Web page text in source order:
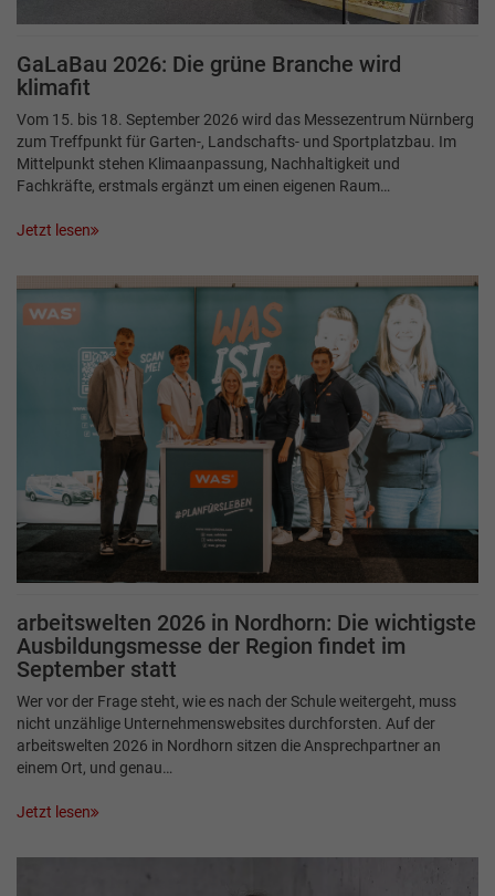
GaLaBau 2026: Die grüne Branche wird
klimafit
Vom 15. bis 18. September 2026 wird das Messezentrum Nürnberg
zum Treffpunkt für Garten-, Landschafts- und Sportplatzbau. Im
Mittelpunkt stehen Klimaanpassung, Nachhaltigkeit und
Fachkräfte, erstmals ergänzt um einen eigenen Raum…
Jetzt lesen
arbeitswelten 2026 in Nordhorn: Die wichtigste
Ausbildungsmesse der Region findet im
September statt
Wer vor der Frage steht, wie es nach der Schule weitergeht, muss
nicht unzählige Unternehmenswebsites durchforsten. Auf der
arbeitswelten 2026 in Nordhorn sitzen die Ansprechpartner an
einem Ort, und genau…
Jetzt lesen